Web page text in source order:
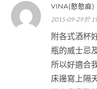
VINA(憨憨麻)
2015-09-29 於
附各式酒杯
瓶的威士忌
所以好適合
床邊寫上隔